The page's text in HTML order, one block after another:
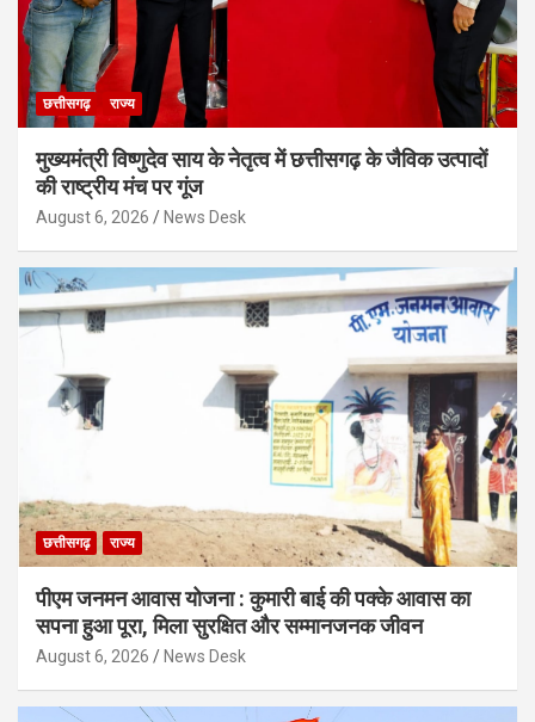
छत्तीसगढ़ राज्य
मुख्यमंत्री विष्णुदेव साय के नेतृत्व में छत्तीसगढ़ के जैविक उत्पादों
की राष्ट्रीय मंच पर गूंज
August 6, 2026 News Desk
छत्तीसगढ़ राज्य
पीएम जनमन आवास योजना : कुमारी बाई की पक्के आवास का
सपना हुआ पूरा, मिला सुरक्षित और सम्मानजनक जीवन
August 6, 2026 News Desk